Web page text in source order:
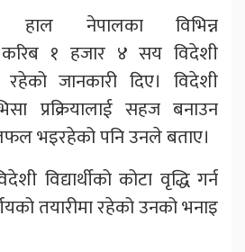
नेपालका विभिन्न
करिब १ हजार ४ सय विदेशी
रहेको जानकारी दिए। विदेशी
प्रक्रियालाई सहज बनाउन
भइरहेको पनि उनले बताए।
विद्यार्थीको कोटा वृद्धि गर्न
तयारीमा रहेको उनको भनाइ